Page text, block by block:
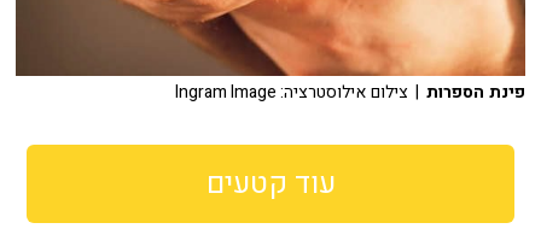
פינת הספרות | צילום אילוסטרציה: Ingram Image
עוד קטעים